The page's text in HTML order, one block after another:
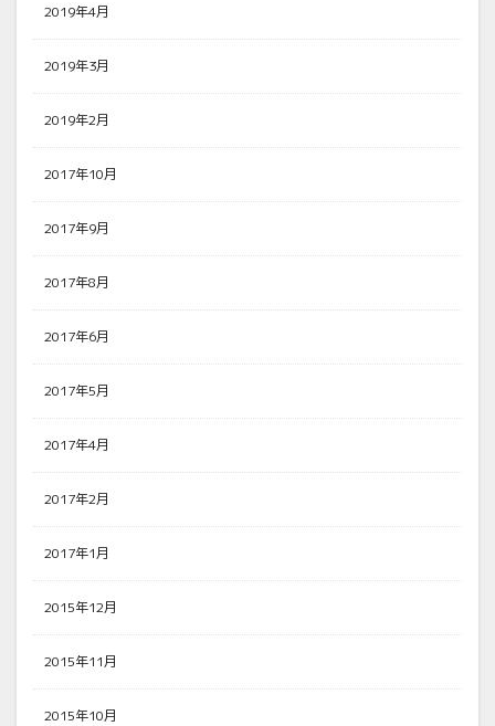
2019年4月
2019年3月
2019年2月
2017年10月
2017年9月
2017年8月
2017年6月
2017年5月
2017年4月
2017年2月
2017年1月
2015年12月
2015年11月
2015年10月